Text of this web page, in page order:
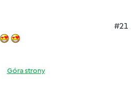
#21
Góra strony